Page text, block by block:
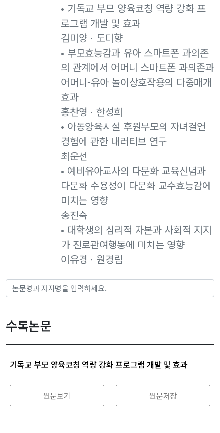
• 기독교 부모 양육코칭 역량 강화 프
로그램 개발 및 효과
김미양 ∙ 도미향
• 부모효능감과 유아 스마트폰 과의존
의 관계에서 어머니 스마트폰 과의존과
어머니-유아 놀이상호작용의 다중매개
효과
홍찬영 ∙ 한성희
• 아동양육시설 후원부모의 자녀결연
경험에 관한 내러티브 연구
최운선
• 예비유아교사의 다문화 교육신념과
다문화 수용성이 다문화 교수효능감에
미치는 영향
송진숙
• 대학생의 심리적 자본과 사회적 지지
가 진로관여행동에 미치는 영향
이유경 ∙ 원경림
수록논문
기독교 부모 양육코칭 역량 강화 프로그램 개발 및 효과
원문보기 원문저장